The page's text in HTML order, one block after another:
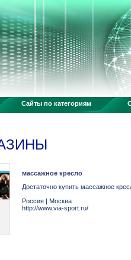
Сайты по категориям
массажное кресло
Достаточно купить массажное
Россия | Москва
http://www.via-sport.ru/